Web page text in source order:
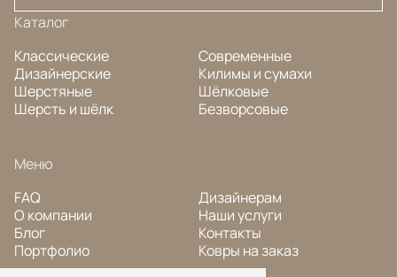
Каталог
Классические
Дизайнерские
Шерстяные
Шерсть и шёлк
Современные
Килимы и сумахи
Шёлковые
Безворсовые
Меню
FAQ
О компании
Блог
Портфолио
Дизайнерам
Наши услуги
Контакты
Ковры на заказ